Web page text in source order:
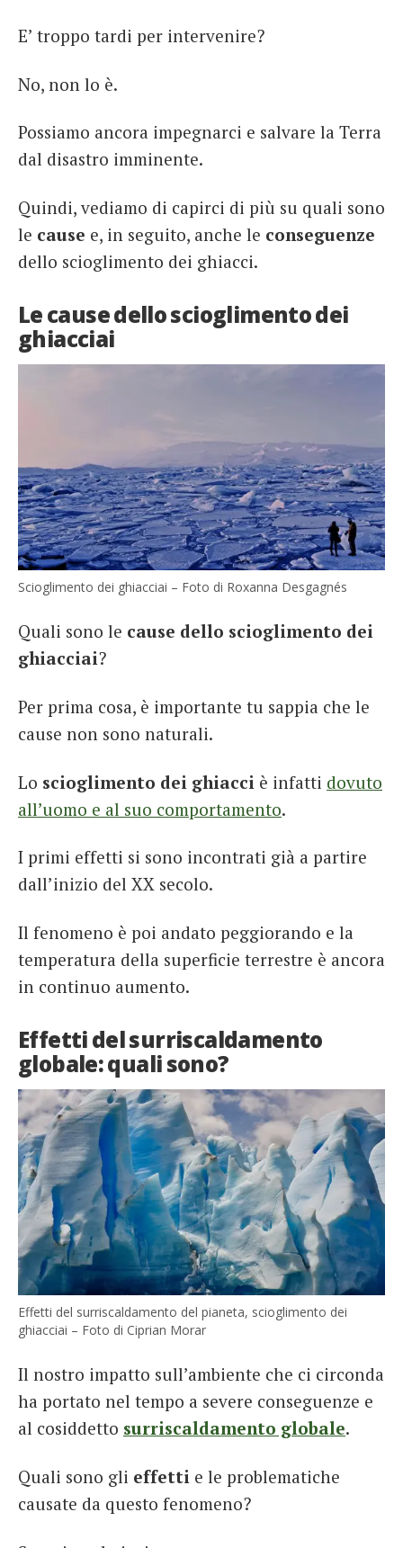
E’ troppo tardi per intervenire?
No, non lo è.
Possiamo ancora impegnarci e salvare la Terra
dal disastro imminente.
Quindi, vediamo di capirci di più su quali sono
le cause e, in seguito, anche le conseguenze
dello scioglimento dei ghiacci.
Le cause dello scioglimento dei
ghiacciai
Scioglimento dei ghiacciai – Foto di Roxanna Desgagnés
Quali sono le cause dello scioglimento dei
ghiacciai?
Per prima cosa, è importante tu sappia che le
cause non sono naturali.
Lo scioglimento dei ghiacci è infatti dovuto
all’uomo e al suo comportamento.
I primi effetti si sono incontrati già a partire
dall’inizio del XX secolo.
Il fenomeno è poi andato peggiorando e la
temperatura della superficie terrestre è ancora
in continuo aumento.
Effetti del surriscaldamento
globale: quali sono?
Effetti del surriscaldamento del pianeta, scioglimento dei
ghiacciai – Foto di Ciprian Morar
Il nostro impatto sull’ambiente che ci circonda
ha portato nel tempo a severe conseguenze e
al cosiddetto surriscaldamento globale.
Quali sono gli effetti e le problematiche
causate da questo fenomeno?